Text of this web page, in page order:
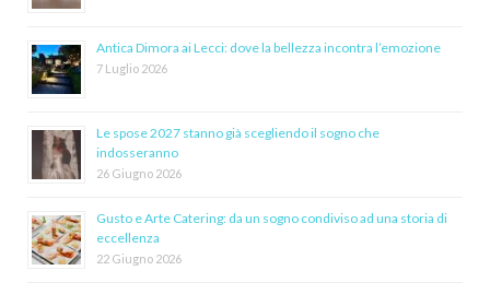
Antica Dimora ai Lecci: dove la bellezza incontra l’emozione
7 Luglio 2026
Le spose 2027 stanno già scegliendo il sogno che
indosseranno
26 Giugno 2026
Gusto e Arte Catering: da un sogno condiviso ad una storia di
eccellenza
22 Giugno 2026